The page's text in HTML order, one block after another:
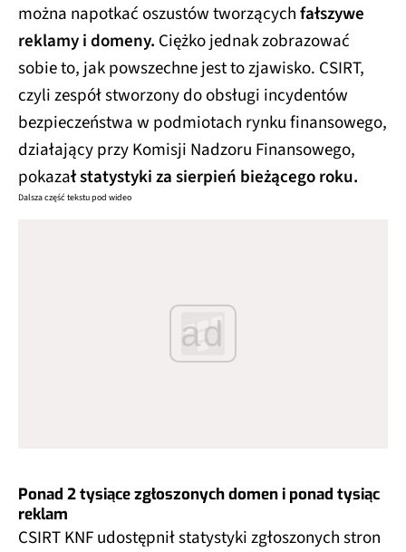
można napotkać oszustów tworzącychfałszywe
reklamy i domeny. Ciężko jednak zobrazować
sobie to, jak powszechne jest to zjawisko. CSIRT,
czyli zespół stworzony do obsługi incydentów
bezpieczeństwa w podmiotach rynku finansowego,
działający przy Komisji Nadzoru Finansowego,
pokazał statystyki za sierpień bieżącego roku.
Dalsza część tekstu pod wideo
ad
Ponad 2 tysiące zgłoszonych domen i ponad tysiąc
reklam
CSIRT KNF udostępnił statystyki zgłoszonych stron